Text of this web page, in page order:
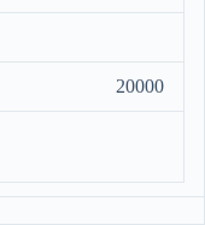
20000